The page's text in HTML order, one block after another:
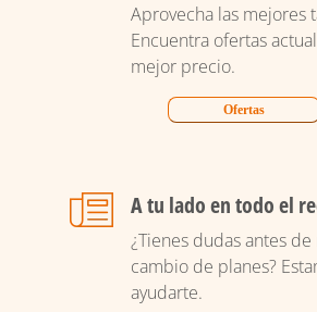
Aprovecha las mejores
Encuentra ofertas
mejor precio.
Ofertas
A tu lado en todo el
¿Tienes dudas antes de
cambio de planes?
ayudarte.